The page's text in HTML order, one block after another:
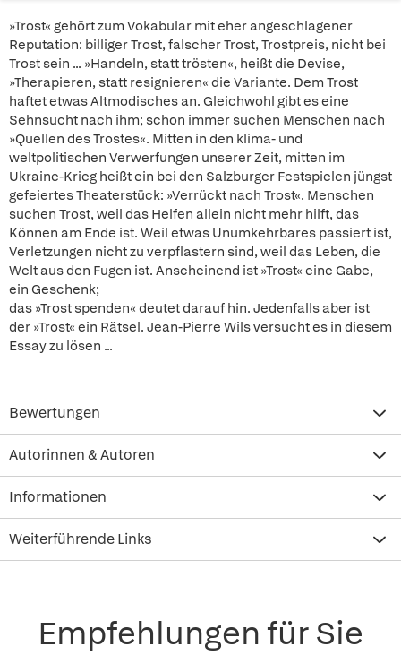
»Trost« gehört zum Vokabular mit eher angeschlagener
Reputation: billiger Trost, falscher Trost, Trostpreis, nicht bei
Trost sein ... »Handeln, statt trösten«, heißt die Devise,
»Therapieren, statt resignieren« die Variante. Dem Trost
haftet etwas Altmodisches an. Gleichwohl gibt es eine
Sehnsucht nach ihm; schon immer suchen Menschen nach
»Quellen des Trostes«. Mitten in den klima- und
weltpolitischen Verwerfungen unserer Zeit, mitten im
Ukraine-Krieg heißt ein bei den Salzburger Festspielen jüngst
gefeiertes Theaterstück: »Verrückt nach Trost«. Menschen
suchen Trost, weil das Helfen allein nicht mehr hilft, das
Können am Ende ist. Weil etwas Unumkehrbares passiert ist,
Verletzungen nicht zu verpflastern sind, weil das Leben, die
Welt aus den Fugen ist. Anscheinend ist »Trost« eine Gabe,
ein Geschenk;
das »Trost spenden« deutet darauf hin. Jedenfalls aber ist
der »Trost« ein Rätsel. Jean-Pierre Wils versucht es in diesem
Essay zu lösen ...
Bewertungen
Autorinnen & Autoren
Informationen
Weiterführende Links
Empfehlungen für Sie